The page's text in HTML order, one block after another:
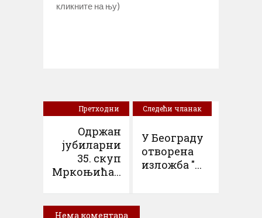
кликните на њу)
Претходни
Oдржан
јубиларни
35. скуп
Мркоњића...
Следећи чланак
У Београду
отворена
изложба "...
Нема коментара